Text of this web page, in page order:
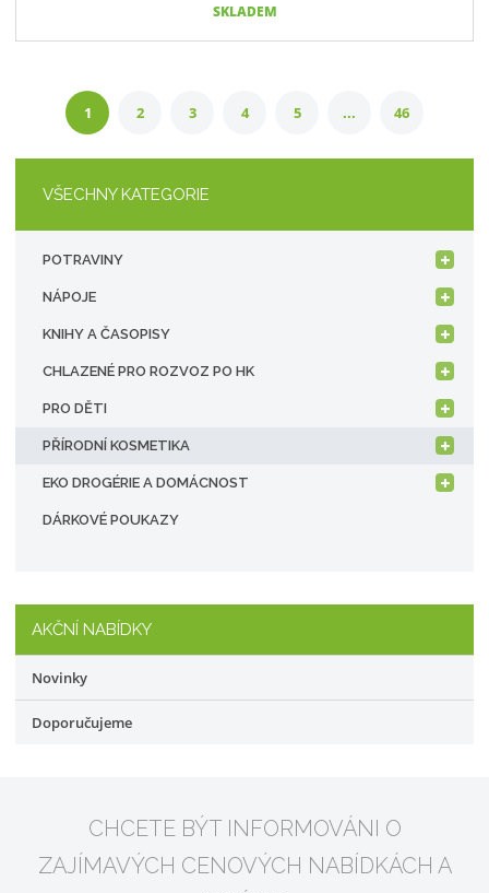
SKLADEM
1 2 3 4 5 ... 46
VŠECHNY KATEGORIE
POTRAVINY
NÁPOJE
KNIHY A ČASOPISY
CHLAZENÉ PRO ROZVOZ PO HK
PRO DĚTI
PŘÍRODNÍ KOSMETIKA
EKO DROGÉRIE A DOMÁCNOST
DÁRKOVÉ POUKAZY
AKČNÍ NABÍDKY
Novinky
Doporučujeme
CHCETE BÝT INFORMOVÁNI O
ZAJÍMAVÝCH CENOVÝCH NABÍDKÁCH A